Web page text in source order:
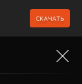
СКАЧАТЬ